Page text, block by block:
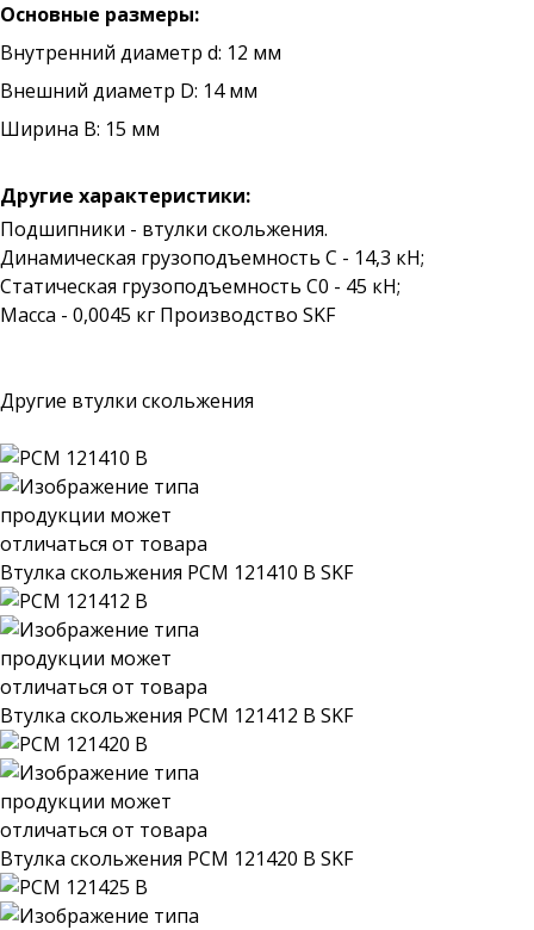
Основные размеры:
Внутренний диаметр d: 12 мм
Внешний диаметр D: 14 мм
Ширина B: 15 мм
Другие характеристики:
Подшипники - втулки скольжения.
Динамическая грузоподъемность C - 14,3 кН;
Статическая грузоподъемность C0 - 45 кН;
Масса - 0,0045 кг Производство SKF
Другие втулки скольжения
Втулка скольжения PCM 121410 B SKF
Втулка скольжения PCM 121412 B SKF
Втулка скольжения PCM 121420 B SKF